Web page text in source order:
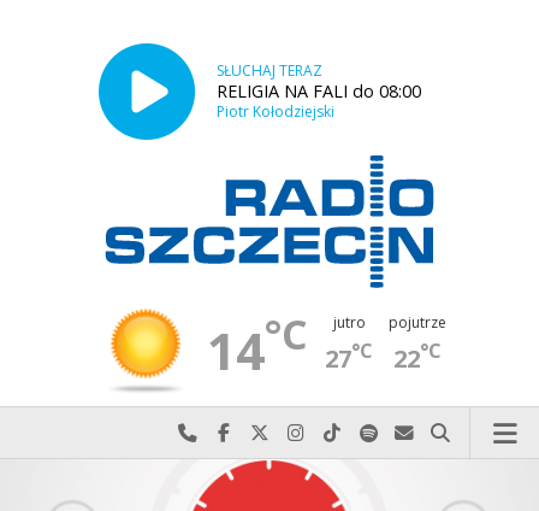
SŁUCHAJ TERAZ
RELIGIA NA FALI do 08:00
Piotr Kołodziejski
14°C jutro
27°C
pojutrze
22°C
Najlepiej po prostu do nas zadzwoń
Odwiedź nas na Facebook-u
Odwiedź nas na X
Odwiedź nas na Instagram-ie
Odwiedź nas na TikTok-u
Szukaj nas na Spotify
Wyślij do nas
Szukaj